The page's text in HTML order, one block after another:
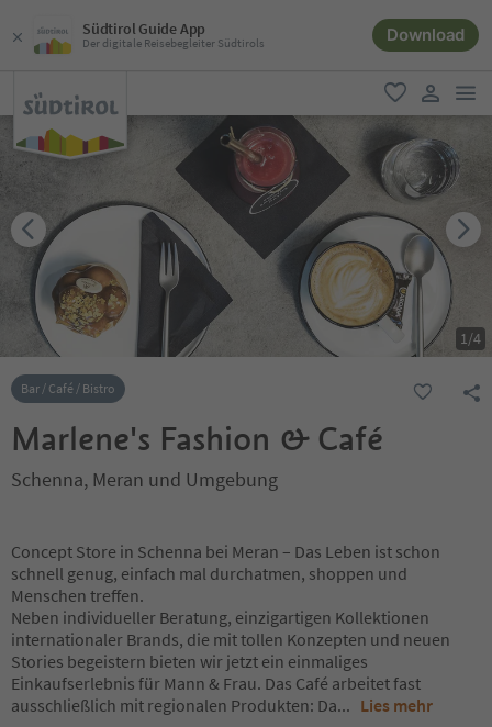
Südtirol Guide App
Der digitale Reisebegleiter Südtirols Download
favorit
user link
1/4
Bar / Café / Bistro
Marlene's Fashion & Café
Schenna, Meran und Umgebung
Concept Store in Schenna bei Meran – Das Leben ist schon
schnell genug, einfach mal durchatmen, shoppen und
Menschen treffen.
Neben individueller Beratung, einzigartigen Kollektionen
internationaler Brands, die mit tollen Konzepten und neuen
Stories begeistern bieten wir jetzt ein einmaliges
Einkaufserlebnis für Mann & Frau. Das Café arbeitet fast
ausschließlich mit regionalen Produkten: Da... Lies mehr